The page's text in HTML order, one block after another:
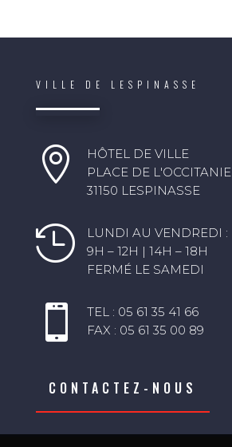
VILLE DE LESPINASSE

HÔTEL DE VILLE
PLACE DE L'OCCITANIE
31150 LESPINASSE

LUNDI AU VENDREDI :
9H – 12H | 14H – 18H
FERMÉ LE SAMEDI

TEL : 05 61 35 41 66
FAX : 05 61 35 00 89
CONTACTEZ-NOUS